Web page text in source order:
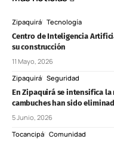
Zipaquirá Tecnología
Centro de Inteligencia
su construcción
11 Mayo, 2026
Zipaquirá Seguridad
En Zipaquirá se intensifica
cambuches han sido
5 Junio, 2026
Tocancipá Comunidad